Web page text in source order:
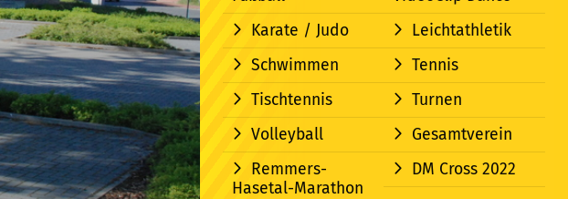
Karate / Judo
Leichtathletik
Schwimmen
Tennis
Tischtennis
Turnen
Volleyball
Gesamtverein
Remmers-
Hasetal-Marathon
DM Cross 2022